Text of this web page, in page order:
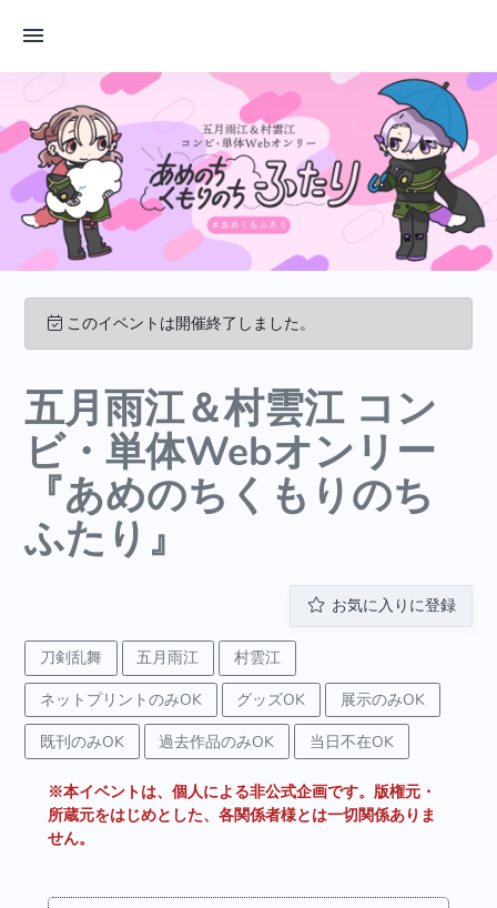
このイベントは開催終了しました。
五月雨江＆村雲江 コン
ビ・単体Webオンリー
『あめのちくもりのち
ふたり』
お気に入りに登録
刀剣乱舞 五月雨江
村雲江
ネットプリントのみOK
グッズOK
展示のみOK
既刊のみOK
過去作品のみOK 当日不在OK
※本イベントは、個人による非公式企画です。版権元・
所蔵元をはじめとした、各関係者様とは一切関係ありま
せん。